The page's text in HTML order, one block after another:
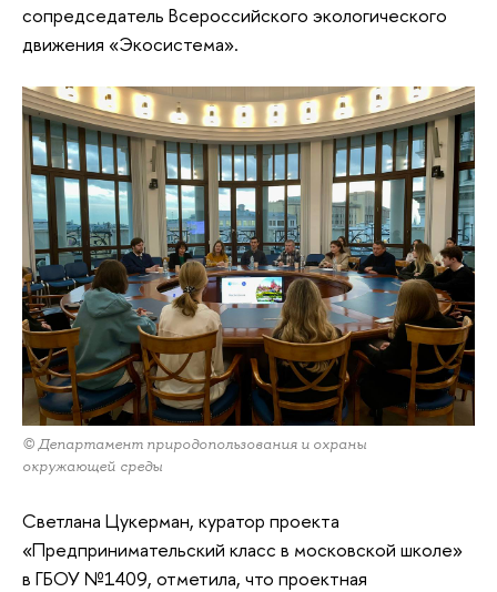
сопредседатель Всероссийского экологического
движения «Экосистема».
© Департамент природопользования и охраны
окружающей среды
Светлана Цукерман, куратор проекта
«Предпринимательский класс в московской школе»
в ГБОУ №1409, отметила, что проектная